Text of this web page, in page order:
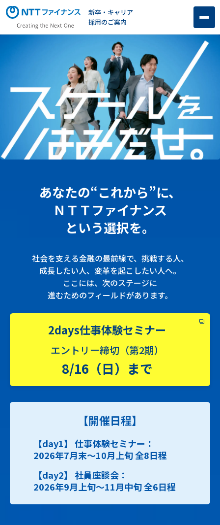
新卒・キャリア
採用のご案内
あなたの“これから”に、
ＮＴＴファイナンス
という選択を。
社会を支える金融の最前線で、挑戦する人、
成長したい人、変革を起こしたい人へ。
ここには、次のステージに
進むためのフィールドがあります。
2days仕事体験セミナー
エントリー締切（第2期）
8/16（日）まで
【開催日程】
【day1】 仕事体験セミナー：
2026年7月末～10月上旬 全8日程
【day2】 社員座談会：
2026年9月上旬～11月中旬 全6日程